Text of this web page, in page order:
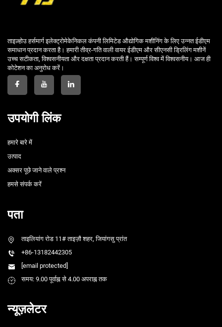
ताइज़्होउ हर्समार्ग इलेक्ट्रोमेकेनिकल कंपनी लिमिटेड औद्योगिक मशीनिंग के लिए उन्नत ईडीएम
समाधान प्रदान करता है। हमारी तीव्र-गति वाली वायर ईडीएम और सीएनसी ड्रिलिंग मशीनें
उच्च सटीकता, विश्वसनीयता और दक्षता प्रदान करती हैं। सम्पूर्ण विश्व में विश्वसनीय। आज ही
कोटेशन का अनुरोध करें।
उपयोगी लिंक
हमारे बारे में
उत्पाद
अक्सर पूछे जाने वाले प्रश्न
हमसे संपर्क करें
पता
ताइलियांग रोड 11# ताइज़ौ शहर, जियांगसु प्रांत
+86-13182442305
[email protected]
समय: 9.00 पूर्वाह्न से 4.00 अपराह्न तक
न्यूज़लेटर